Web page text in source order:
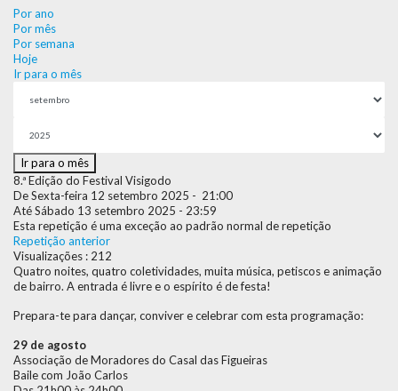
Por ano
Por mês
Por semana
Hoje
Ir para o mês
Ir para o mês
8.ª Edição do Festival Visigodo
De Sexta-feira 12 setembro 2025 - 21:00
Até Sábado 13 setembro 2025 - 23:59
Esta repetição é uma exceção ao padrão normal de repetição
Repetição anterior
Visualizações : 212
Quatro noites, quatro coletividades, muita música, petiscos e animação
de bairro. A entrada é livre e o espírito é de festa!
Prepara-te para dançar, conviver e celebrar com esta programação:
29 de agosto
Associação de Moradores do Casal das Figueiras
Baile com João Carlos